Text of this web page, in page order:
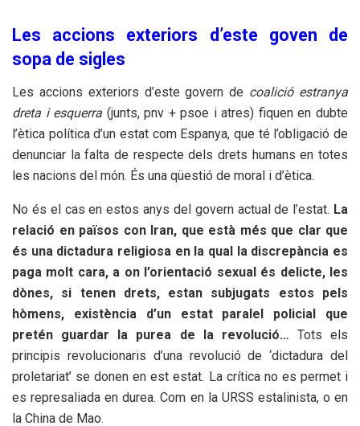
Les accions exteriors d’este goven de
sopa de sigles
Les accions exteriors d’este govern de coalició estranya
dreta i esquerra (junts, pnv + psoe i atres) fiquen en dubte
l’ètica política d’un estat com Espanya, que té l’obligació de
denunciar la falta de respecte dels drets humans en totes
les nacions del món. És una qüestió de moral i d’ètica.
No és el cas en estos anys del govern actual de l’estat. La
relació en països con Iran, que està més que clar que
és una dictadura religiosa en la qual la discrepància es
paga molt cara, a on l’orientació sexual és delicte, les
dònes, si tenen drets, estan subjugats estos pels
hòmens, existència d’un estat paralel policial que
pretén guardar la purea de la revolució… Tots els
principis revolucionaris d’una revolució de ‘dictadura del
proletariat’ se donen en est estat. La crítica no es permet i
es represaliada en durea. Com en la URSS estalinista, o en
la China de Mao.